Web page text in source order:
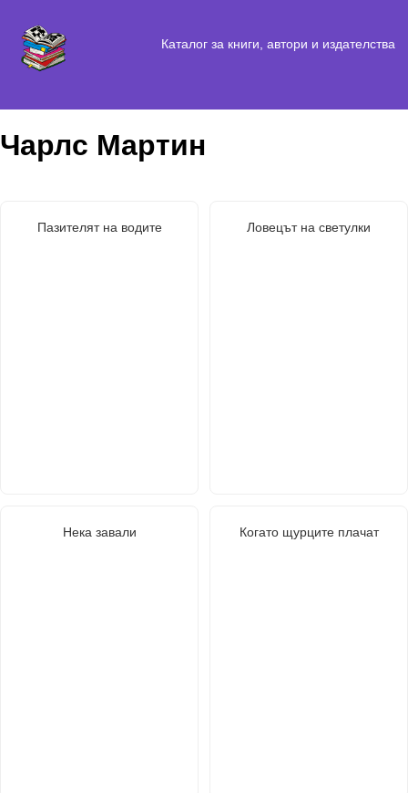
Каталог за книги, автори и издателства
Чарлс Мартин
Пазителят на водите Ловецът на светулки
Нека завали Когато щурците плачат